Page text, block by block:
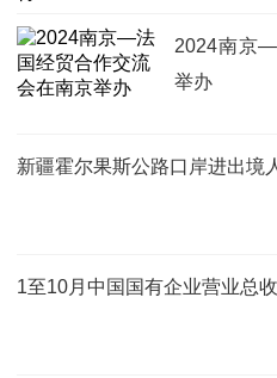
2024南京
举办
新疆霍尔果斯公路口岸进出境
1至10月中国国有企业营业总